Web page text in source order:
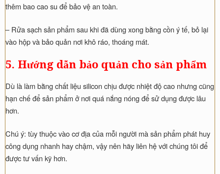
thêm bao cao su để bảo vệ an toàn.
– Rửa sạch sản phẩm sau khi đã dùng xong bằng cồn ý tế, bỏ lại
vào hộp và bảo quản nơi khô ráo, thoáng mát.
5. Hướng dẫn bảo quản cho sản phẩm
Dù là làm bằng chất liệu silicon chịu được nhiệt độ cao nhưng cũng
hạn chế để sản phẩm ở nơi quá nắng nóng để sử dụng được lâu
hơn.
Chú ý: tùy thuộc vào cơ địa của mỗi người mà sản phẩm phát huy
công dụng nhanh hay chậm, vậy nên hãy liên hệ với chúng tôi để
được tư vấn kỹ hơn.